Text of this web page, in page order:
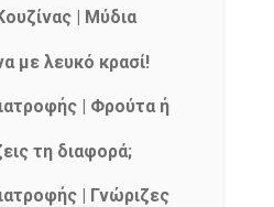
| Μύδια
με λευκό κρασί!
| Φρούτα ή
τη διαφορά;
| Γνώριζες